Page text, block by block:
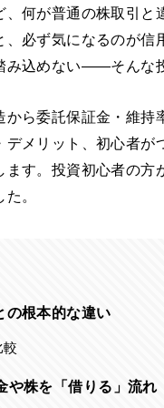
何が普通の株取引と
必ず気になるのが信
込めない――そんな
ら委託保証金・維
メリット、初心者
す。投資初心者の方
。
の根本的な違い
や株を「借りる」流れ